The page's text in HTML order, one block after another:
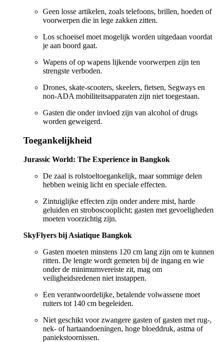
Geen losse artikelen, zoals telefoons, brillen, hoeden of
voorwerpen die in lege zakken zitten.
Los schoeisel moet mogelijk worden uitgedaan voordat
je aan boord gaat.
Wapens of op wapens lijkende voorwerpen zijn ten
strengste verboden.
Drones, skate-scooters, skeelers, fietsen, Segways en
non-ADA mobiliteitsapparaten zijn niet toegestaan.
Gasten die onder invloed zijn van alcohol of drugs
worden geweigerd.
Toegankelijkheid
Jurassic World: The Experience in Bangkok
De zaal is rolstoeltoegankelijk, maar sommige delen
hebben weinig licht en speciale effecten.
Zintuiglijke effecten zijn onder andere mist, harde
geluiden en stroboscooplicht; gasten met gevoeligheden
moeten voorzichtig zijn.
SkyFlyers bij Asiatique Bangkok
Gasten moeten minstens 120 cm lang zijn om te kunnen
ritten. De lengte wordt gemeten bij de ingang en wie
onder de minimumvereiste zit, mag om
veiligheidsredenen niet instappen.
Een verantwoordelijke, betalende volwassene moet
ruiters tot 140 cm begeleiden.
Niet geschikt voor zwangere gasten of gasten met rug-,
nek- of hartaandoeningen, hoge bloeddruk, astma of
paniekstoornissen.